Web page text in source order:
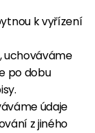
k vyřízení
uchováváme
po dobu
údaje
z jiného